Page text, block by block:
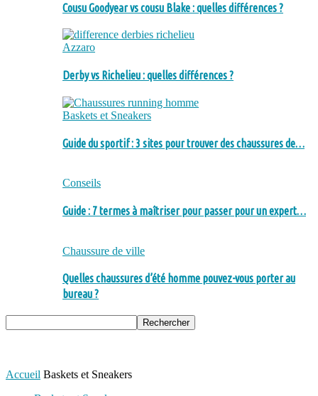
Cousu Goodyear vs cousu Blake : quelles différences ?
Azzaro
Derby vs Richelieu : quelles différences ?
Baskets et Sneakers
Guide du sportif : 3 sites pour trouver des chaussures de…
Conseils
Guide : 7 termes à maîtriser pour passer pour un expert…
Chaussure de ville
Quelles chaussures d’été homme pouvez-vous porter au
bureau ?
Accueil Baskets et Sneakers